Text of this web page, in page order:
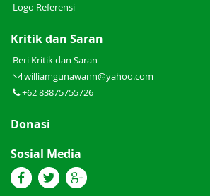
Logo Referensi
Kritik dan Saran
Beri Kritik dan Saran
williamgunawann@yahoo.com
+62 83875755726
Donasi
Sosial Media